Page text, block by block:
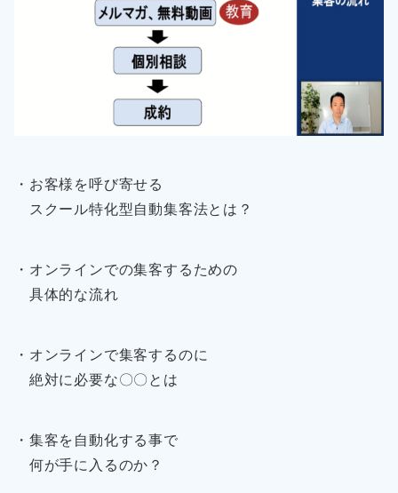
・お客様を呼び寄せる
スクール特化型自動集客法とは？
・オンラインでの集客するための
具体的な流れ
・オンラインで集客するのに
絶対に必要な〇〇とは
・集客を自動化する事で
何が手に入るのか？